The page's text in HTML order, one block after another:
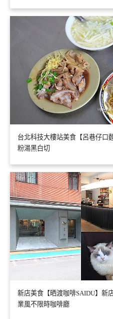
台北科技大樓站美食【呂巷仔口
粉湯黑白切
新店美食【晒渡咖啡SAIDU】新
業風不限時咖啡廳